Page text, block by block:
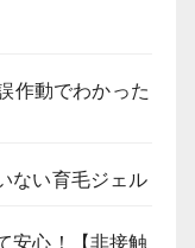
作動でわかった
ない育毛ジェル
安心！【非接触